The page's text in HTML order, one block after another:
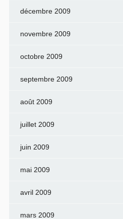
décembre 2009
novembre 2009
octobre 2009
septembre 2009
août 2009
juillet 2009
juin 2009
mai 2009
avril 2009
mars 2009